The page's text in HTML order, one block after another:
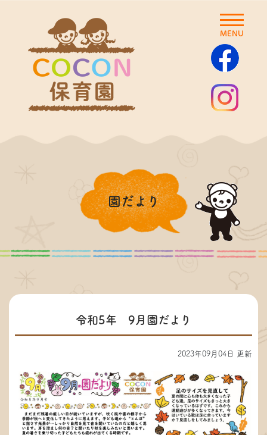
園だより
令和5年 9月園だより
2023年09月04日 更新
MENU